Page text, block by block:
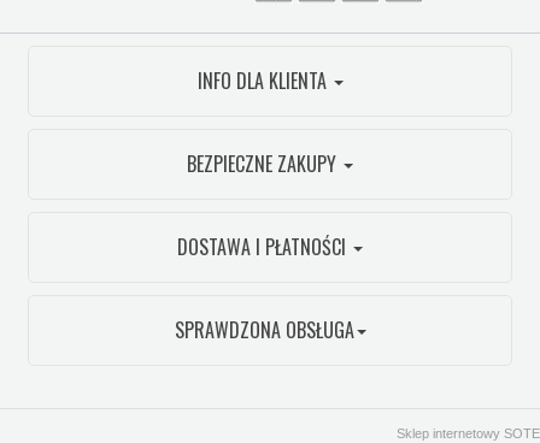
INFO DLA KLIENTA
BEZPIECZNE ZAKUPY
DOSTAWA I PŁATNOŚCI
SPRAWDZONA OBSŁUGA
Sklep internetowy SOTE